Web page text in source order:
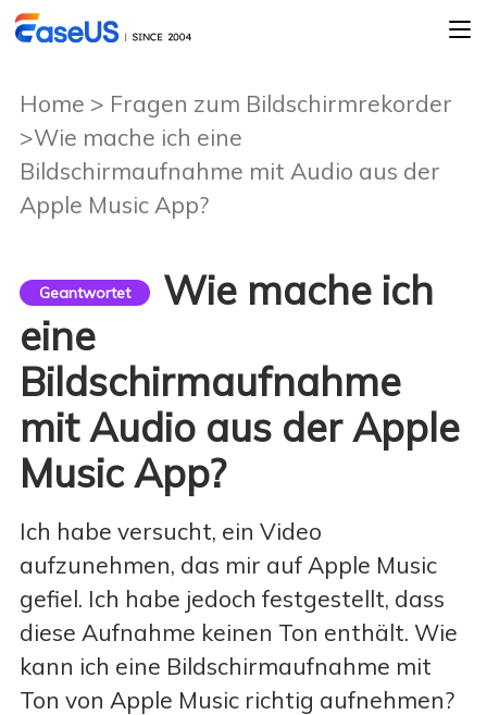
Home > Fragen zum Bildschirmrekorder
>Wie mache ich eine
Bildschirmaufnahme mit Audio aus der
Apple Music App?
Geantwortet
Wie mache ich
eine
Bildschirmaufnahme
mit Audio aus der Apple
Music App?
Ich habe versucht, ein Video
aufzunehmen, das mir auf Apple Music
gefiel. Ich habe jedoch festgestellt, dass
diese Aufnahme keinen Ton enthält. Wie
kann ich eine Bildschirmaufnahme mit
Ton von Apple Music richtig aufnehmen?